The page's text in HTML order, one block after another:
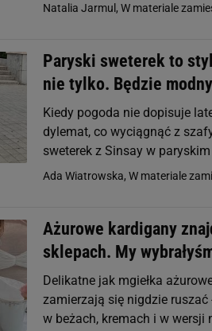
Natalia Jarmul, W materiale
Paryski sweterek to
nie tylko. Będzie
Kiedy pogoda nie dopisuje
dylemat, co wyciągnąć z
sweterek z Sinsay w
Ada Wiatrowska, W materiale
Ażurowe kardigany
sklepach. My
Delikatne jak mgiełka
zamierzają się nigdzie ruszać
w beżach, kremach i w wersji